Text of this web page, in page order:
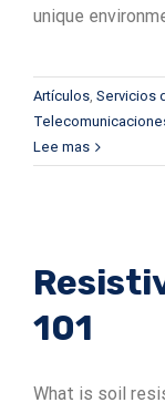
Serie SC de KSBT
unique
Artículos, Servicios
Lee mas
101
What is soil